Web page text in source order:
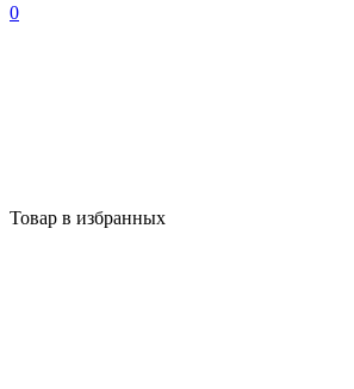
0
Товар в избранных